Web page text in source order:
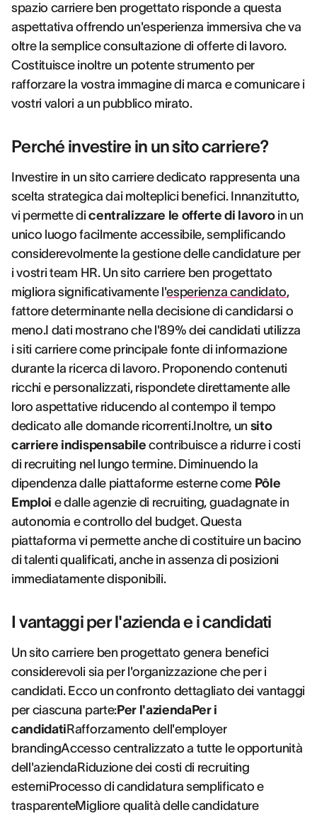
spazio carriere ben progettato risponde a questa
aspettativa offrendo un'esperienza immersiva che va
oltre la semplice consultazione di offerte di lavoro.
Costituisce inoltre un potente strumento per
rafforzare la vostra immagine di marca e comunicare i
vostri valori a un pubblico mirato.
Perché investire in un sito carriere?
Investire in un sito carriere dedicato rappresenta una
scelta strategica dai molteplici benefici. Innanzitutto,
vi permette dicentralizzare le offerte di lavoroin un
unico luogo facilmente accessibile, semplificando
considerevolmente la gestione delle candidature per
i vostri team HR. Un sito carriere ben progettato
migliora significativamente l'esperienza candidato,
fattore determinante nella decisione di candidarsi o
meno.I dati mostrano che l'89% dei candidati utilizza
i siti carriere come principale fonte di informazione
durante la ricerca di lavoro. Proponendo contenuti
ricchi e personalizzati, rispondete direttamente alle
loro aspettative riducendo al contempo il tempo
dedicato alle domande ricorrenti.Inoltre, un sito
carriere indispensabile contribuisce a ridurre i costi
di recruiting nel lungo termine. Diminuendo la
dipendenza dalle piattaforme esterne come Pôle
Emploi e dalle agenzie di recruiting, guadagnate in
autonomia e controllo del budget. Questa
piattaforma vi permette anche di costituire un bacino
di talenti qualificati, anche in assenza di posizioni
immediatamente disponibili.
I vantaggi per l'azienda e i candidati
Un sito carriere ben progettato genera benefici
considerevoli sia per l'organizzazione che per i
candidati. Ecco un confronto dettagliato dei vantaggi
per ciascuna parte:Per l'aziendaPer i
candidatiRafforzamento dell'employer
brandingAccesso centralizzato a tutte le opportunità
dell'aziendaRiduzione dei costi di recruiting
esterniProcesso di candidatura semplificato e
trasparenteMigliore qualità delle candidature